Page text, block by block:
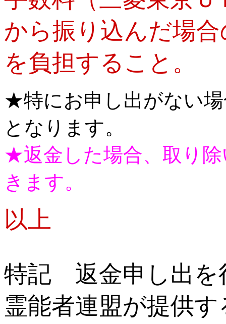
から振り込んだ場
を負担すること。
★特にお申し出がない
となります。
★返金した場合、取り
きます。
以上
特記 返金申し出を
霊能者連盟が提供